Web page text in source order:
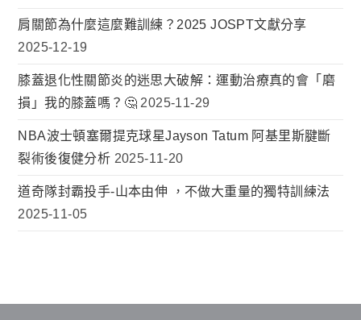
肩關節為什麼這麼難訓練？2025 JOSPT文獻分享
2025-12-19
膝蓋退化性關節炎的迷思大破解：運動治療真的會「磨
損」我的膝蓋嗎？🤔 2025-11-29
NBA波士頓塞爾提克球星Jayson Tatum 阿基里斯腱斷
裂術後復健分析 2025-11-20
道奇隊封霸投手-山本由伸 ，不做大重量的獨特訓練法
2025-11-05